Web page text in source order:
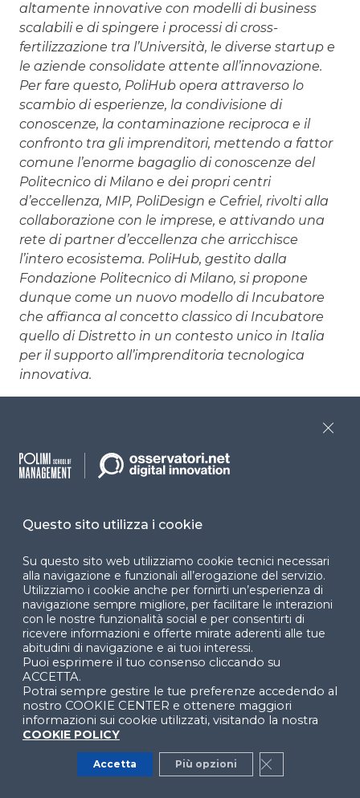
altamente innovative con modelli di business
scalabili e di spingere i processi di cross-
fertilizzazione tra l’Università, le diverse startup e
le aziende consolidate attente all’innovazione.
Per fare questo, PoliHub opera attraverso lo
scambio di esperienze, la condivisione di
conoscenze, la contaminazione reciproca e il
confronto tra gli imprenditori, mettendo a fattor
comune l’enorme bagaglio di conoscenze del
Politecnico di Milano e dei propri centri
d’eccellenza, MIP, PoliDesign e Cefriel, rivolti alla
collaborazione con le imprese, e attivando una
rete di partner d’eccellenza che arricchisce
l’intero ecosistema. PoliHub, gestito dalla
Fondazione Politecnico di Milano, si propone
dunque come un nuovo modello di Incubatore
che affianca al concetto classico di Incubatore
quello di Distretto in un contesto unico in Italia
per il supporto all’imprenditoria tecnologica
innovativa.
per informazioni e assistenza
Alessandra Luksch
Direttrice
luksch@gsom.polimi.it
Scopri altri contenuti di Startup
Thinking
Le peculiarità e le criticità dei
Questo sito utilizza i cookie
Su questo sito web utilizziamo cookie tecnici necessari
alla navigazione e funzionali all’erogazione del servizio.
Utilizziamo i cookie anche per fornirti un’esperienza di
navigazione sempre migliore, per facilitare le interazioni
con le nostre funzionalità social e per consentirti di
ricevere informazioni e offerte mirate aderenti alle tue
abitudini di navigazione e ai tuoi interessi.
Puoi esprimere il tuo consenso cliccando su
ACCETTA.
Potrai sempre gestire le tue preferenze accedendo al
nostro COOKIE CENTER e ottenere maggiori
informazioni sui cookie utilizzati, visitando la nostra
COOKIE POLICY
Accetta Più opzioni Close GDPR